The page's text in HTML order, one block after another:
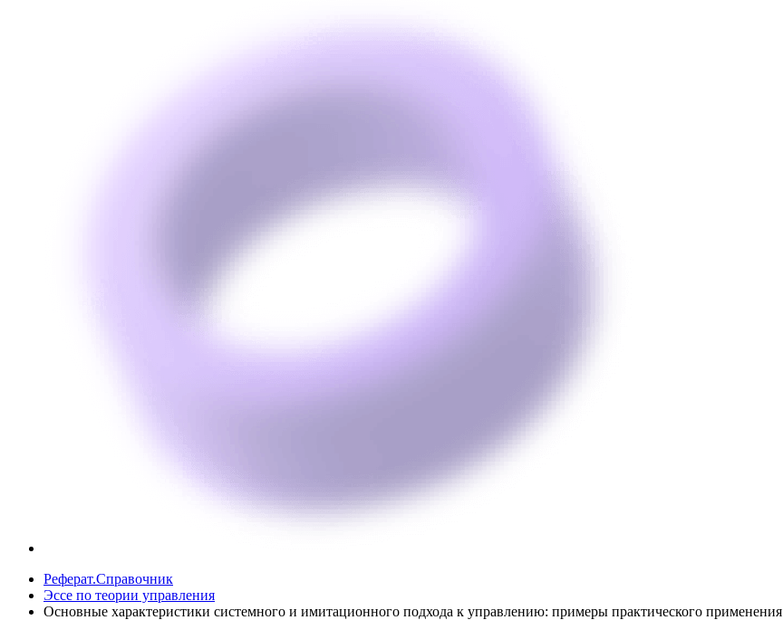
Реферат.Справочник
Эссе по теории управления
Основные характеристики системного и имитационного подхода к управлению: примеры практического применения